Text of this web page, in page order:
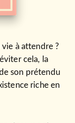
vie à attendre ?
cela, la
son prétendu
riche en